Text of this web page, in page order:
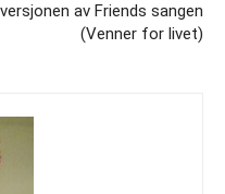
versjonen av Friends sangen
(Venner for livet)